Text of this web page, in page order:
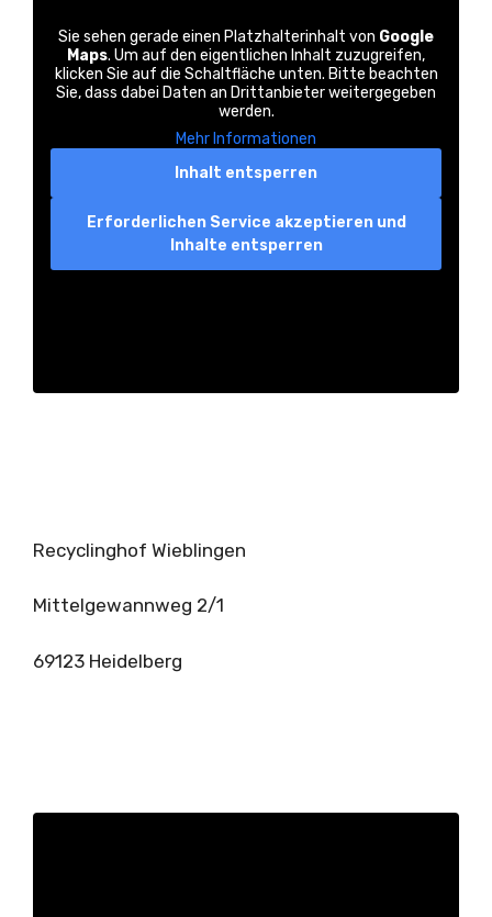
Sie sehen gerade einen Platzhalterinhalt von Google
Maps. Um auf den eigentlichen Inhalt zuzugreifen,
klicken Sie auf die Schaltfläche unten. Bitte beachten
Sie, dass dabei Daten an Drittanbieter weitergegeben
werden.
Mehr Informationen
Inhalt entsperren
Erforderlichen Service akzeptieren und
Inhalte entsperren
Recyclinghof Wieblingen
Mittelgewannweg 2/1
69123 Heidelberg